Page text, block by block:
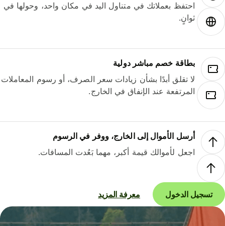
احتفظ بعملاتك في متناول اليد في مكان واحد، وحولها في
ثوانٍ.
بطاقة خصم مباشر دولية
لا تقلق أبدًا بشأن زيادات سعر الصرف، أو رسوم المعاملات
المرتفعة عند الإنفاق في الخارج.
أرسل الأموال إلى الخارج، ووفر في الرسوم
اجعل لأموالك قيمة أكبر، مهما بَعُدت المسافات.
تسجيل الدخول معرفة المزيد